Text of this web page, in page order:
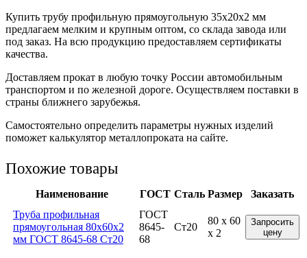
Купить трубу профильную прямоугольную 35х20х2 мм
предлагаем мелким и крупным оптом, со склада завода или
под заказ. На всю продукцию предоставляем сертификаты
качества.
Доставляем прокат в любую точку России автомобильным
транспортом и по железной дороге. Осуществляем поставки в
страны ближнего зарубежья.
Самостоятельно определить параметры нужных изделий
поможет калькулятор металлопроката на сайте.
Похожие товары
Наименование ГОСТ Сталь Размер
Заказать
Труба профильная
прямоугольная 80x60x2
мм ГОСТ 8645-68 Ст20
ГОСТ
8645-
68
Ст20
80 x 60
x 2
Запросить
цену